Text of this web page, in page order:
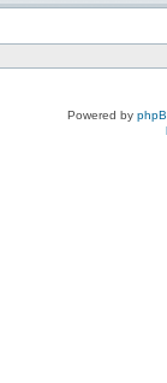
Powered by